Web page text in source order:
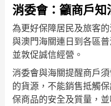
消委會：籲商戶知
為更好保障居民及旅客
與澳門海關連日到各區
並敦促誠信經營。
消委會與海關提醒商戶
的貨源，不能銷售抵觸
保商品的安全及質量，